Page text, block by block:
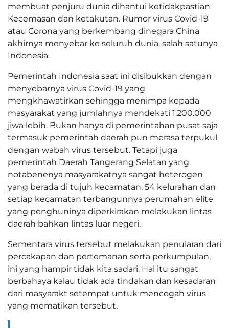
membuat penjuru dunia dihantui ketidakpastian
Kecemasan dan ketakutan. Rumor virus Covid-19
atau Corona yang berkembang dinegara China
akhirnya menyebar ke seluruh dunia, salah satunya
Indonesia.
Pemerintah Indonesia saat ini disibukkan dengan
menyebarnya virus Covid-19 yang
mengkhawatirkan sehingga menimpa kepada
masyarakat yang jumlahnya mendekati 1.200.000
jiwa lebih. Bukan hanya di pemerintahan pusat saja
termasuk pemerintah daerah pun merasa terpukul
dengan wabah virus tersebut. Tetapi juga
pemerintah Daerah Tangerang Selatan yang
notabenenya masyarakatnya sangat heterogen
yang berada di tujuh kecamatan, 54 kelurahan dan
setiap kecamatan terbangunnya perumahan elite
yang penghuninya diperkirakan melakukan lintas
daerah bahkan lintas luar negeri.
Sementara virus tersebut melakukan penularan dari
percakapan dan pertemanan serta perkumpulan,
ini yang hampir tidak kita sadari. Hal itu sangat
berbahaya kalau tidak ada tindakan dan kesadaran
dari masyarakt setempat untuk mencegah virus
yang mematikan tersebut.